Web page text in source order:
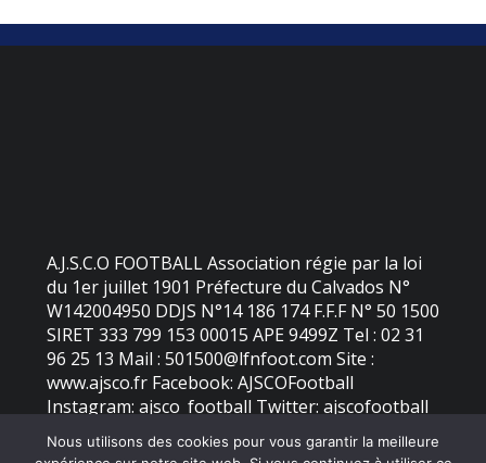
A.J.S.C.O FOOTBALL Association régie par la loi
du 1er juillet 1901 Préfecture du Calvados N°
W142004950 DDJS N°14 186 174 F.F.F N° 50 1500
SIRET 333 799 153 00015 APE 9499Z Tel : 02 31
96 25 13 Mail : 501500@lfnfoot.com Site :
www.ajsco.fr Facebook: AJSCOFootball
Instagram: ajsco_football Twitter: ajscofootball
Nous utilisons des cookies pour vous garantir la meilleure